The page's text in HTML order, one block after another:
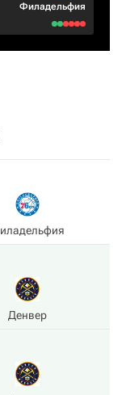
Филадельфия
Денвер